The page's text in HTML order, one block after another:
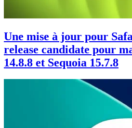
Une mise à jour pour
release candidate pour
14.8.8 et Sequoia 15.7.8